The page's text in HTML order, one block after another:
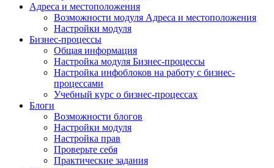
Адреса и местоположения
Возможности модуля Адреса и местоположения
Настройки модуля
Бизнес-процессы
Общая информация
Настройка модуля Бизнес-процессы
Настройка инфоблоков на работу с бизнес-
процессами
Учебный курс о бизнес-процессах
Блоги
Возможности блогов
Настройки модуля
Настройка прав
Проверьте себя
Практические задания